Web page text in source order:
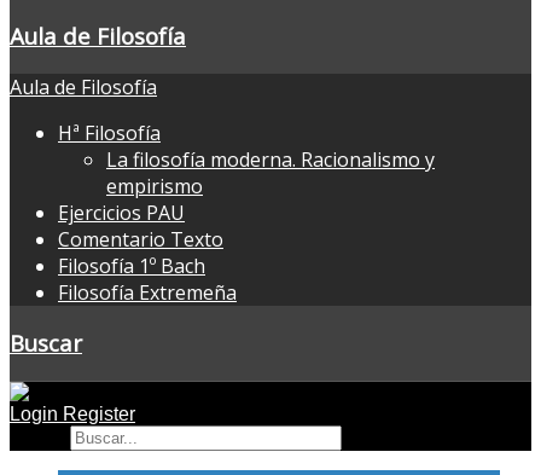
Aula de Filosofía
Aula de Filosofía
Hª Filosofía
La filosofía moderna. Racionalismo y
empirismo
Ejercicios PAU
Comentario Texto
Filosofía 1º Bach
Filosofía Extremeña
Buscar
Login Register